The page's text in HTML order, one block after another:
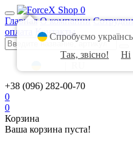
0
Главная О компании
оплата
Контакты
+38 (096) 282-00-70
0
0
Корзина
Ваша корзина пуста!
Спробуємо
Так, звісно!
Ні